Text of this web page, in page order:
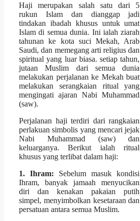
Haji merupakan salah satu dari 5
rukun Islam dan dianggap jadi
tindakan ibadah khusus untuk umat
Islam di semua dunia. Ini ialah ziarah
tahunan ke kota suci Mekah, Arab
Saudi, dan memegang arti religius dan
spiritual yang luar biasa. setiap tahun,
jutaan Muslim dari semua dunia
melakukan perjalanan ke Mekah buat
melakukan serangkaian ritual yang
mengingati ajaran Nabi Muhammad
(saw).
Perjalanan haji terdiri dari rangkaian
perlakuan simbolis yang mencari jejak
Nabi Muhammad (saw) dan
keluarganya. Berikut ialah ritual
khusus yang terlibat dalam haji:
1. Ihram: Sebelum masuk kondisi
Ihram, banyak jamaah menyucikan
diri dan kenakan pakaian putih
simpel, menyimbolkan kesetaraan dan
persatuan antara semua Muslim.